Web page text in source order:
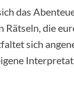
das
Rätseln, die
sich